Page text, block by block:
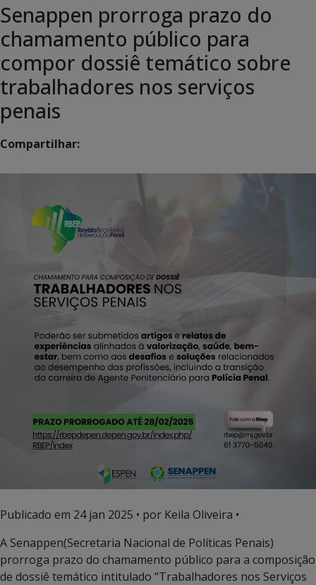
Senappen prorroga prazo do
chamamento público para
compor dossiê temático sobre
trabalhadores nos serviços
penais
Compartilhar:
Publicado em 24 jan 2025 • por Keila Oliveira •
A Senappen(Secretaria Nacional de Políticas Penais)
prorroga prazo do chamamento público para a composição
de dossiê temático intitulado “Trabalhadores nos Serviços